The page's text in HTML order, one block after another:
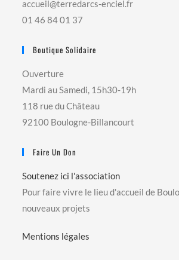
accueil@terredarcs-enciel.fr
01 46 84 01 37
Boutique Solidaire
Ouverture
Mardi au Samedi, 15h30-19h
118 rue du Château
92100 Boulogne-Billancourt
Faire Un Don
Soutenez ici l'association
Pour faire vivre le lieu d'accueil de
nouveaux projets
Mentions légales